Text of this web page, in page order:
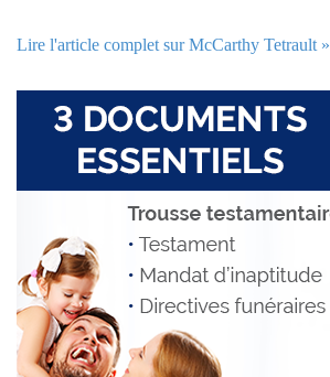
Lire l'article complet sur McCarthy Tetrault »